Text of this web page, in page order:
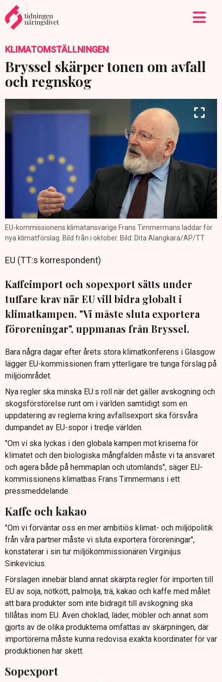
KLIMATOMSTÄLLNINGEN
Bryssel skärper tonen om avfall
och regnskog
EU-kommissionens klimatansvarige Frans Timmermans laddar för
nya klimatförslag. Bild från i oktober. Bild: Dita Alangkara/AP/TT
EU (TT:s korrespondent)
Kaffeimport och sopexport sätts under
tuffare krav när EU vill bidra globalt i
klimatkampen. "Vi måste sluta exportera
föroreningar", uppmanas från Bryssel.
Bara några dagar efter årets stora klimatkonferens i Glasgow
lägger EU-kommissionen fram ytterligare tre tunga förslag på
miljöområdet.
Nya regler ska minska EU:s roll när det gäller avskogning och
skogsförstörelse runt om i världen samtidigt som en
uppdatering av reglerna kring avfallsexport ska försvåra
dumpandet av EU-sopor i tredje världen.
"Om vi ska lyckas i den globala kampen mot kriserna för
klimatet och den biologiska mångfalden måste vi ta ansvaret
och agera både på hemmaplan och utomlands", säger EU-
kommissionens klimatbas Frans Timmermans i ett
pressmeddelande.
Kaffe och kakao
"Om vi förväntar oss en mer ambitiös klimat- och miljöpolitik
från våra partner måste vi sluta exportera föroreningar",
konstaterar i sin tur miljökommissionären Virginijus
Sinkevicius.
Förslagen innebär bland annat skärpta regler för importen till
EU av soja, nötkött, palmolja, trä, kakao och kaffe med målet
att bara produkter som inte bidragit till avskogning ska
tillåtas inom EU. Även choklad, läder, möbler och annat som
gjorts av de olika produkterna omfattas av skärpningen, där
importörerna måste kunna redovisa exakta koordinater för var
produktionen har skett.
Sopexport